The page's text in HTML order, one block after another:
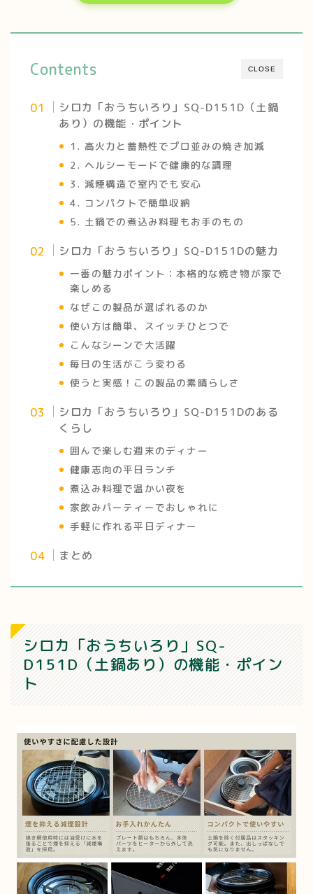
CLOSE
Contents
シロカ「おうちいろり」SQ-D151D（土鍋
あり）の機能・ポイント
1. 高火力と蓄熱性でプロ並みの焼き加減
2. ヘルシーモードで健康的な調理
3. 減煙構造で室内でも安心
4. コンパクトで簡単収納
5. 土鍋での煮込み料理もお手のもの
シロカ「おうちいろり」SQ-D151Dの魅力
一番の魅力ポイント：本格的な焼き物が家で
楽しめる
なぜこの製品が選ばれるのか
使い方は簡単、スイッチひとつで
こんなシーンで大活躍
毎日の生活がこう変わる
使うと実感！この製品の素晴らしさ
シロカ「おうちいろり」SQ-D151Dのある
くらし
囲んで楽しむ週末のディナー
健康志向の平日ランチ
煮込み料理で温かい夜を
家飲みパーティーでおしゃれに
手軽に作れる平日ディナー
まとめ
シロカ「おうちいろり」SQ-
D151D（土鍋あり）の機能・ポイン
ト